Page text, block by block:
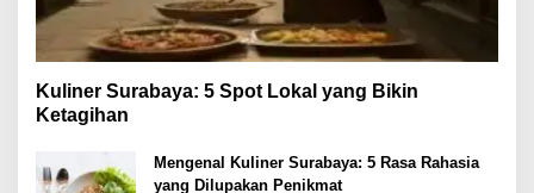
Kuliner Surabaya: 5 Spot Lokal yang Bikin
Ketagihan
Mengenal Kuliner Surabaya: 5 Rasa Rahasia
yang Dilupakan Penikmat